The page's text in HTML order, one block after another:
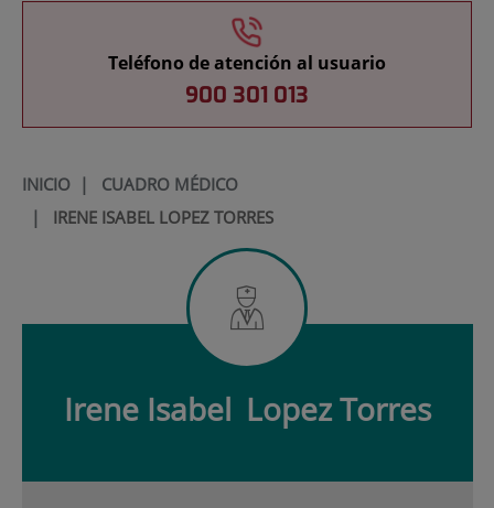
Teléfono de atención al usuario
900 301 013
INICIO| CUADRO MÉDICO
| IRENE ISABEL LOPEZ TORRES
Irene Isabel Lopez Torres